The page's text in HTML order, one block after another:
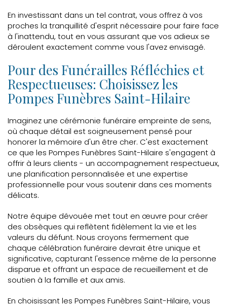
En investissant dans un tel contrat, vous offrez à vos
proches la tranquillité d'esprit nécessaire pour faire face
à l'inattendu, tout en vous assurant que vos adieux se
déroulent exactement comme vous l'avez envisagé.
Pour des Funérailles Réfléchies et
Respectueuses: Choisissez les
Pompes Funèbres Saint-Hilaire
Imaginez une cérémonie funéraire empreinte de sens,
où chaque détail est soigneusement pensé pour
honorer la mémoire d'un être cher. C'est exactement
ce que les Pompes Funèbres Saint-Hilaire s'engagent à
offrir à leurs clients - un accompagnement respectueux,
une planification personnalisée et une expertise
professionnelle pour vous soutenir dans ces moments
délicats.
Notre équipe dévouée met tout en œuvre pour créer
des obsèques qui reflètent fidèlement la vie et les
valeurs du défunt. Nous croyons fermement que
chaque célébration funéraire devrait être unique et
significative, capturant l'essence même de la personne
disparue et offrant un espace de recueillement et de
soutien à la famille et aux amis.
En choisissant les Pompes Funèbres Saint-Hilaire, vous